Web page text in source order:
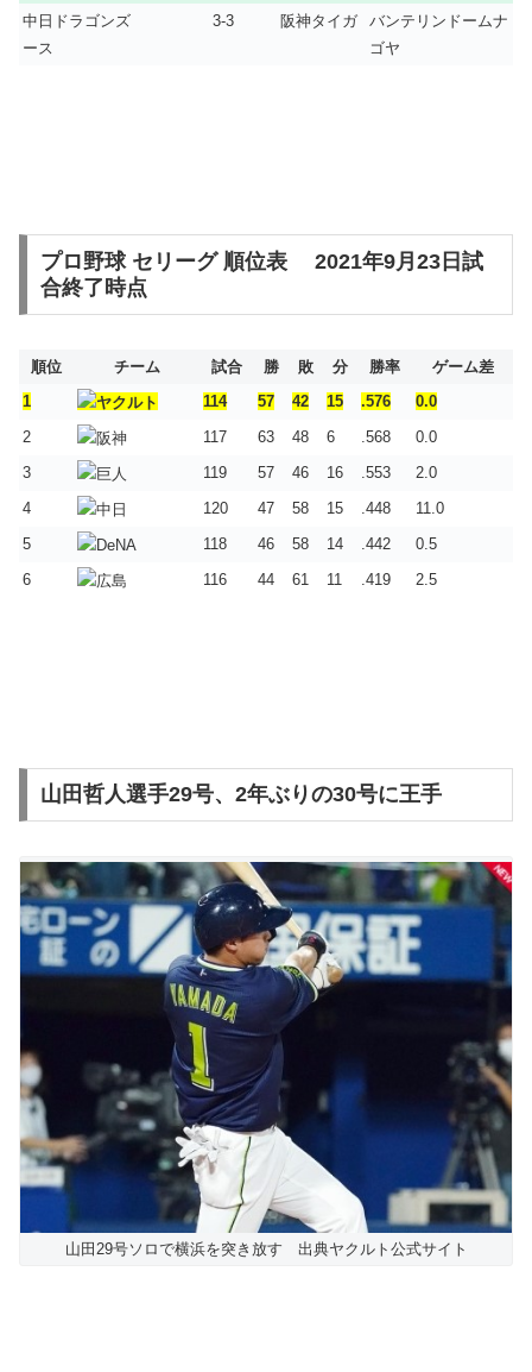
中日ドラゴンズ 3-3 阪神タイガ
ース
バンテリンドームナ
ゴヤ
プロ野球 セリーグ 順位表 2021年9月23日試
合終了時点
順位 チーム 試合 勝 敗 分 勝率
ゲーム差
1
114 57 42 15 .576
0.0
2
117 63 48 6 .568
0.0
3
119 57 46 16 .553
2.0
4
120 47 58 15 .448
11.0
5
118 46 58 14 .442
0.5
6
116 44 61 11 .419 2.5
山田哲人選手29号、2年ぶりの30号に王手
山田29号ソロで横浜を突き放す 出典ヤクルト公式サイト